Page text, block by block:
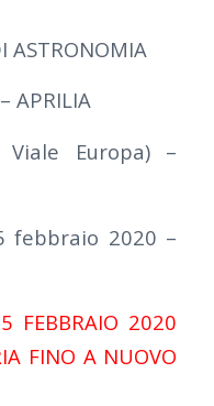
ASTRONOMIA
APRILIA
Europa) –
febbraio 2020 –
FEBBRAIO 2020
FINO A NUOVO